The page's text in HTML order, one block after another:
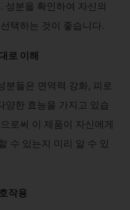
성분을 확인하여 자신의
택하는 것이 좋습니다.
로 이해
분들은 면역력 강화, 피로
양한 효능을 가지고 있습
로써 이 제품이 자신에게
수 있는지 미리 알 수 있
작용